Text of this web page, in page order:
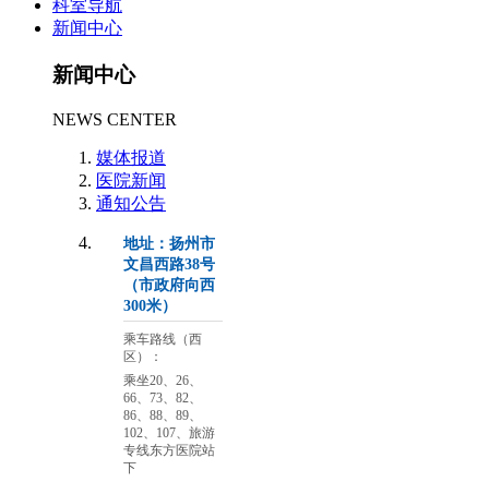
科室导航
新闻中心
新闻中心
NEWS CENTER
媒体报道
医院新闻
通知公告
地址：扬州市
文昌西路38号
（市政府向西
300米）
乘车路线（西
区）：
乘坐20、26、
66、73、82、
86、88、89、
102、107、旅游
专线东方医院站
下